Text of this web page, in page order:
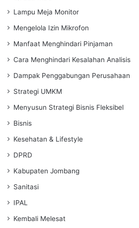
Lampu Meja Monitor
Mengelola Izin Mikrofon
Manfaat Menghindari Pinjaman
Cara Menghindari Kesalahan Analisis
Dampak Penggabungan Perusahaan
Strategi UMKM
Menyusun Strategi Bisnis Fleksibel
Bisnis
Kesehatan & Lifestyle
DPRD
Kabupaten Jombang
Sanitasi
IPAL
Kembali Melesat